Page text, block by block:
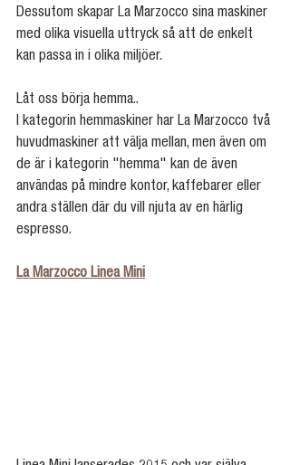
Dessutom skapar La Marzocco sina maskiner
med olika visuella uttryck så att de enkelt
kan passa in i olika miljöer.
Låt oss börja hemma..
I kategorin hemmaskiner har La Marzocco två
huvudmaskiner att välja mellan, men även om
de är i kategorin "hemma" kan de även
användas på mindre kontor, kaffebarer eller
andra ställen där du vill njuta av en härlig
espresso.
La Marzocco Linea Mini